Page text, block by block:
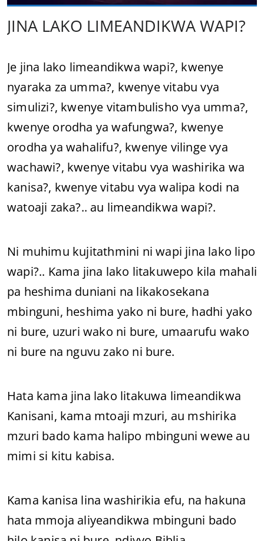
JINA LAKO LIMEANDIKWA WAPI?
Je jina lako limeandikwa wapi?, kwenye
nyaraka za umma?, kwenye vitabu vya
simulizi?, kwenye vitambulisho vya umma?,
kwenye orodha ya wafungwa?, kwenye
orodha ya wahalifu?, kwenye vilinge vya
wachawi?, kwenye vitabu vya washirika wa
kanisa?, kwenye vitabu vya walipa kodi na
watoaji zaka?.. au limeandikwa wapi?.
Ni muhimu kujitathmini ni wapi jina lako lipo
wapi?.. Kama jina lako litakuwepo kila mahali
pa heshima duniani na likakosekana
mbinguni, heshima yako ni bure, hadhi yako
ni bure, uzuri wako ni bure, umaarufu wako
ni bure na nguvu zako ni bure.
Hata kama jina lako litakuwa limeandikwa
Kanisani, kama mtoaji mzuri, au mshirika
mzuri bado kama halipo mbinguni wewe au
mimi si kitu kabisa.
Kama kanisa lina washirikia efu, na hakuna
hata mmoja aliyeandikwa mbinguni bado